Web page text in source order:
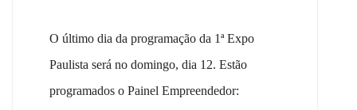
O último dia da programação da 1ª Expo
Paulista será no domingo, dia 12. Estão
programados o Painel Empreendedor: